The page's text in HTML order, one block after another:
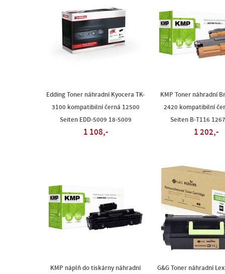
Edding Toner náhradní Kyocera TK-
3100 kompatibilní černá 12500
Seiten EDD-5009 18-5009
1 108,-
KMP Toner náhradní
2420 kompatibilní
Seiten B-T116
1 202,-
KMP náplň do tiskárny náhradní
G&G Toner náhradní